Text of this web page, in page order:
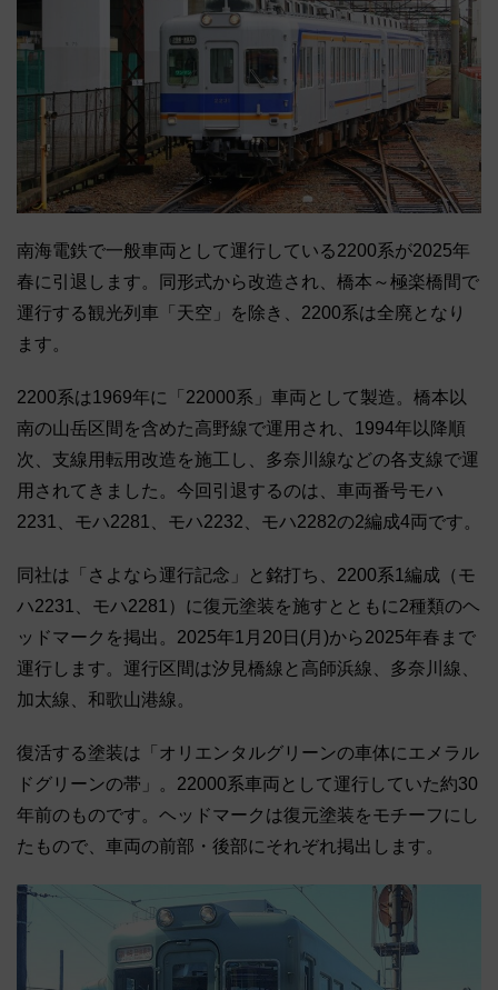
南海電鉄で一般車両として運行している2200系が2025年
春に引退します。同形式から改造され、橋本～極楽橋間で
運行する観光列車「天空」を除き、2200系は全廃となり
ます。
2200系は1969年に「22000系」車両として製造。橋本以
南の山岳区間を含めた高野線で運用され、1994年以降順
次、支線用転用改造を施工し、多奈川線などの各支線で運
用されてきました。今回引退するのは、車両番号モハ
2231、モハ2281、モハ2232、モハ2282の2編成4両です。
同社は「さよなら運行記念」と銘打ち、2200系1編成（モ
ハ2231、モハ2281）に復元塗装を施すとともに2種類のヘ
ッドマークを掲出。2025年1月20日(月)から2025年春まで
運行します。運行区間は汐見橋線と高師浜線、多奈川線、
加太線、和歌山港線。
復活する塗装は「オリエンタルグリーンの車体にエメラル
ドグリーンの帯」。22000系車両として運行していた約30
年前のものです。ヘッドマークは復元塗装をモチーフにし
たもので、車両の前部・後部にそれぞれ掲出します。